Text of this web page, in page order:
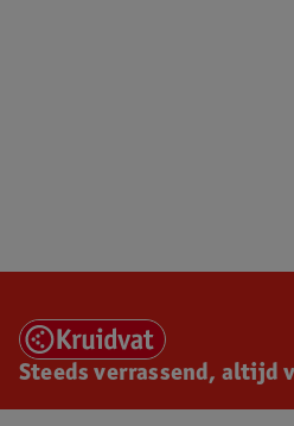
Steeds verrassend, altijd